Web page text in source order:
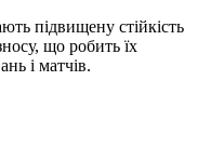
підвищену стійкість
що робить їх
і матчів.